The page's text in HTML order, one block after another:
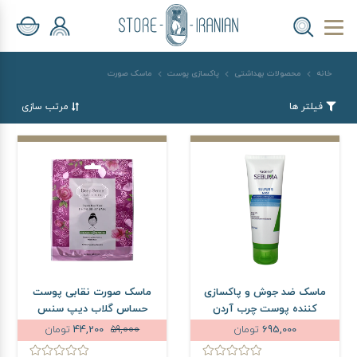
خانه محصولات بهداشتی پاکسازی پوست ماسک صورت
فیلتر ها مرتب سازی
ماسک ضد جوش و پاکسازی
کننده پوست چرب آردن
گرم
695,000 تومان
ماسک صورت نقابی پوست
حساس گلاب دیپ سنس
حجم 25 میلی لیتر
59,000 تومان